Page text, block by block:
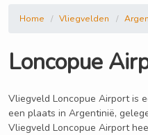
Home Vliegvelden
Loncopue
Vliegveld Loncopue Airport is
een plaats in Argentinië,
Vliegveld Loncopue Airport